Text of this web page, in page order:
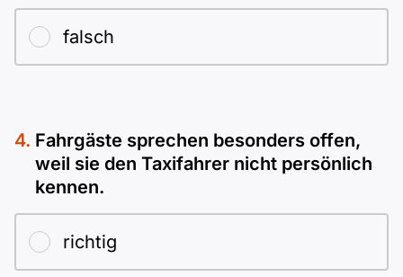
falsch
Fahrgäste sprechen besonders offen,
weil sie den Taxifahrer nicht persönlich
kennen.
richtig